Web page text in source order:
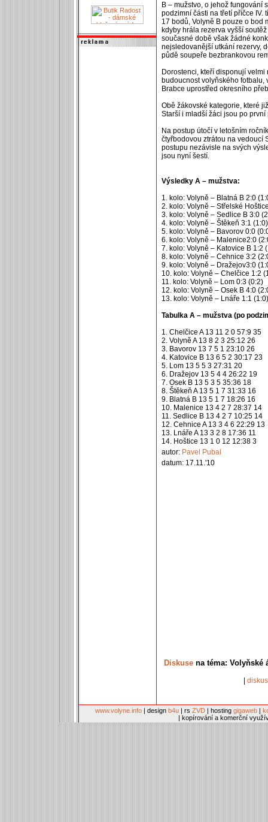
B – mužstvo, o jehož fungování
podzimní části na třetí příčce IV.
17 bodů, Volyně B pouze o bod
kdyby hrála rezerva vyšší
současné době však žádné
nejsledovanější utkání rezervy,
půdě soupeře bezbrankovou
Dorostenci, kteří disponují
budoucnost volyňského
Brabce uprostřed okresního
Obě žákovské kategorie, které
Starší i mladší žáci jsou po
Na postup útočí v letošním
čtyřbodovou ztrátou na vedoucí
postupu nezávisle na svých
jsou nyní šestí.
Výsledky A – mužstva:
1. kolo: Volyně – Blatná B 2:0
2. kolo: Volyně – Střelské
3. kolo: Volyně – Sedlice B 3:0
4. kolo: Volyně – Štěkeň 3:1 (1:0)
5. kolo: Volyně – Bavorov 0:0
6. kolo: Volyně – Malenice2:0
7. kolo: Volyně – Katovice B 1:2
8. kolo: Volyně – Cehnice 3:2
9. kolo: Volyně – Dražejov3:0
10. kolo: Volyně – Chelčice 1:2
11. kolo: Volyně – Lom 0:3 (0:2)
12. kolo: Volyně – Osek B 4:0
13. kolo: Volyně – Lnáře 1:1 (1:0)
Tabulka A – mužstva (po
1. Chelčice A 13 11 2 0 57:9 35
2. Volyně A 13 8 2 3 25:12 26
3. Bavorov 13 7 5 1 23:10 26
4. Katovice B 13 6 5 2 30:17 23
5. Lom 13 5 5 3 27:31 20
6. Dražejov 13 5 4 4 26:22 19
7. Osek B 13 5 3 5 35:36 18
8. Štěkeň A 13 5 1 7 31:33 16
9. Blatná B 13 5 1 7 18:26 16
10. Malenice 13 4 2 7 28:37 14
11. Sedlice B 13 4 2 7 10:25 14
12. Cehnice A 13 3 4 6 22:29 13
13. Lnáře A 13 3 2 8 17:36 11
14. Hoštice 13 1 0 12 12:38 3
autor: Pavel Pubal
datum: 17.11.'10
Diskuse na téma: Volyňské
www.volyne.info | design b4u | rs ZVD | hosting gigaweb |
| kopírování a komerční